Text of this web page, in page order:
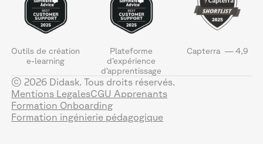
Outils de création
e-learning
Plateforme
d’expérience
d’apprentissage
Capterra — 4,9
© 2026 Didask. Tous droits réservés.
Mentions LegalesCGU Apprenants
Formation Onboarding
Formation ingénierie pédagogique